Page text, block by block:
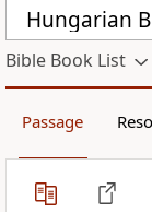
Bible Book List
Passage